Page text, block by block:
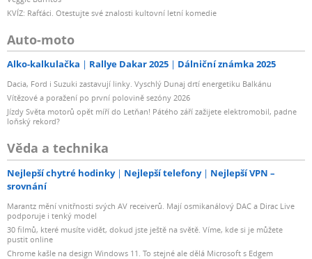
KVÍZ: Rafťáci. Otestujte své znalosti kultovní letní komedie
Auto-moto
Alko-kalkulačka Rallye Dakar 2025 Dálniční známka 2025
Dacia, Ford i Suzuki zastavují linky. Vyschlý Dunaj drtí energetiku Balkánu
Vítězové a poražení po první polovině sezóny 2026
Jízdy Světa motorů opět míří do Letňan! Pátého září zažijete elektromobil, padne
loňský rekord?
Věda a technika
Nejlepší chytré hodinky Nejlepší telefony
Nejlepší VPN –
srovnání
Marantz mění vnitřnosti svých AV receiverů. Mají osmikanálový DAC a Dirac Live
podporuje i tenký model
30 filmů, které musíte vidět, dokud jste ještě na světě. Víme, kde si je můžete
pustit online
Chrome kašle na design Windows 11. To stejné ale dělá Microsoft s Edgem